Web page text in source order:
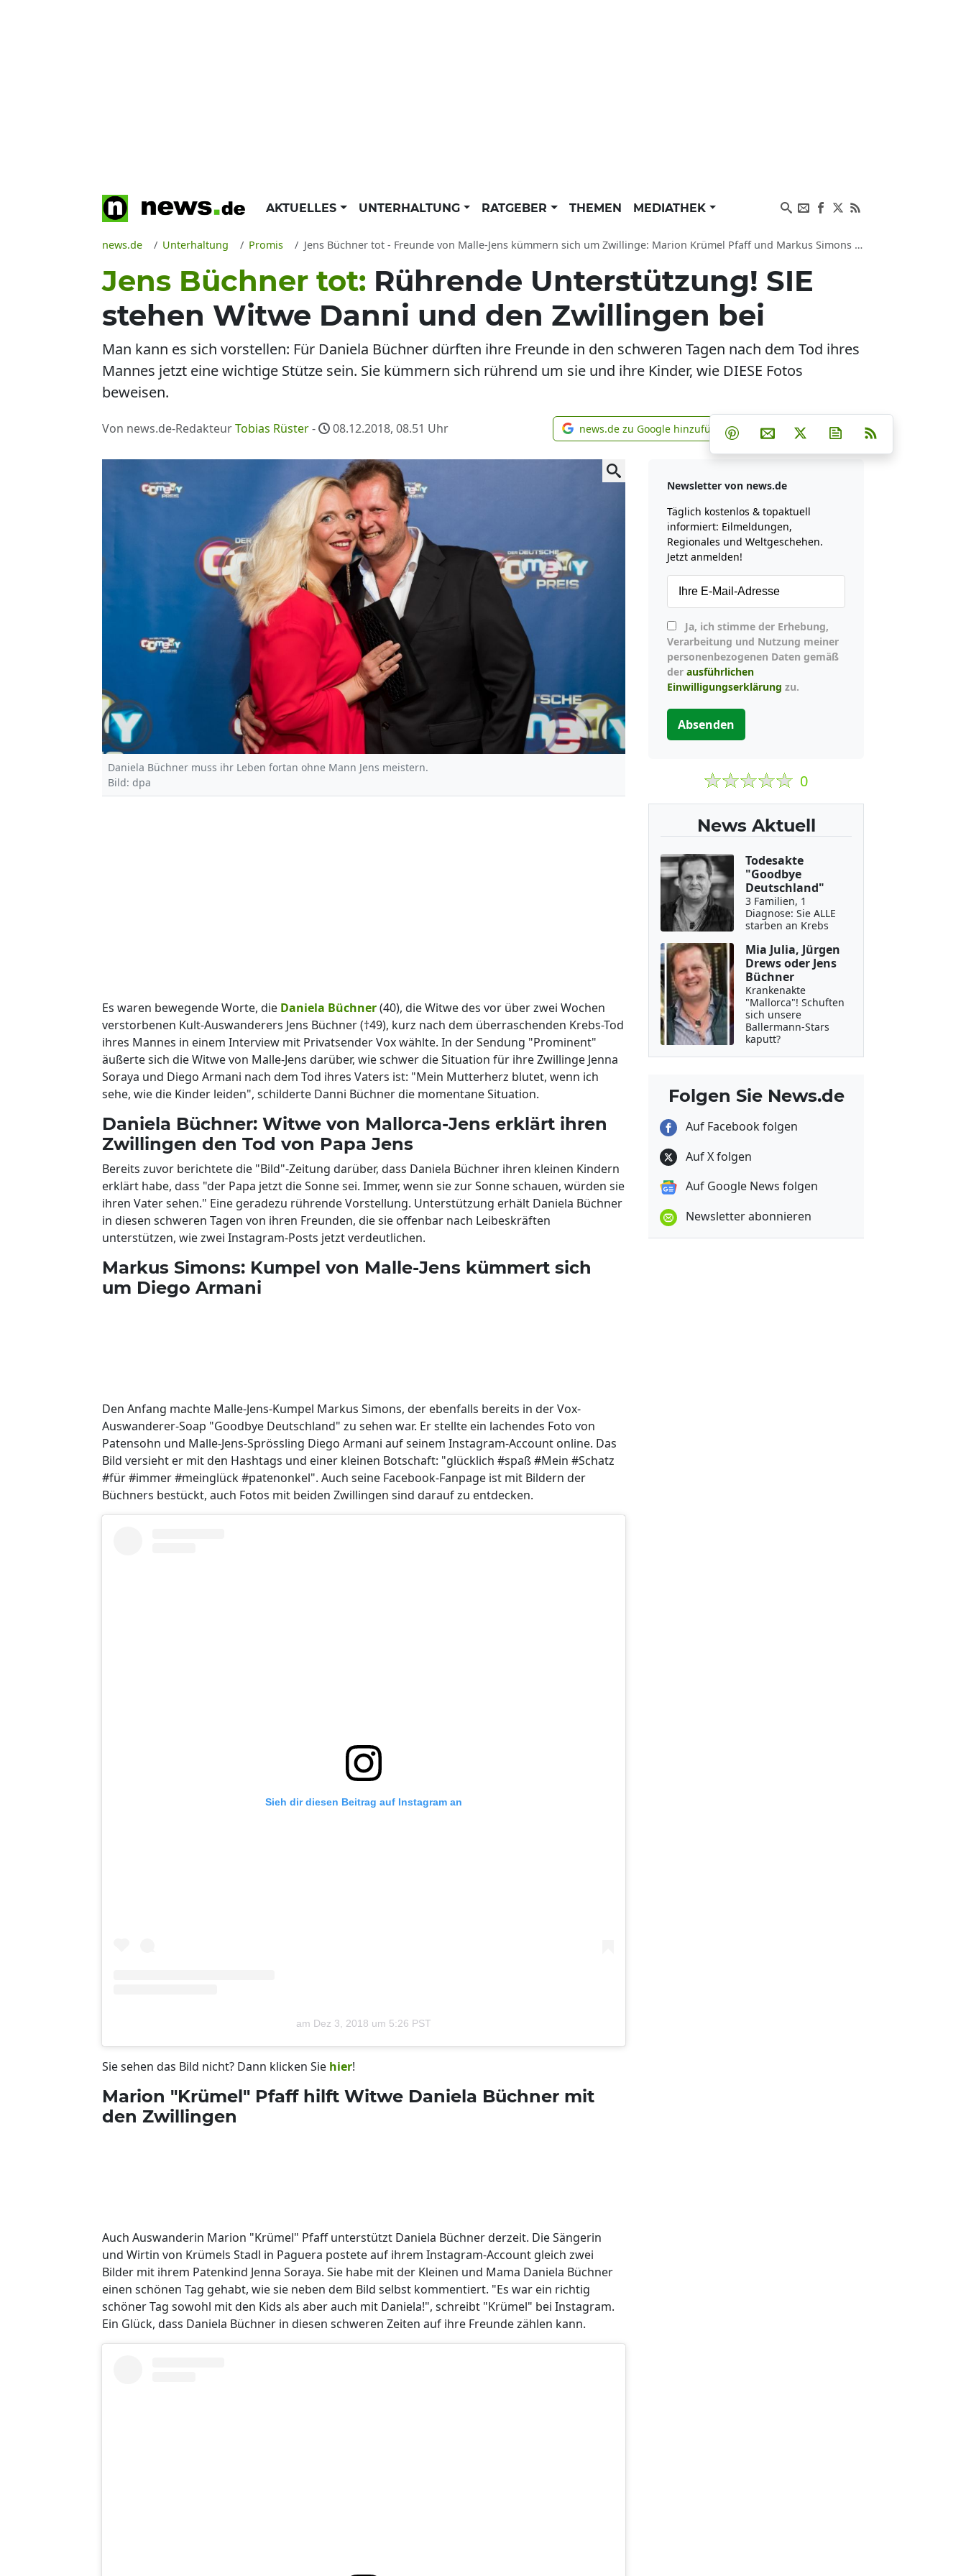
AKTUELLES UNTERHALTUNG RATGEBER THEMEN MEDIATHEK
news.de Unterhaltung Promis Jens Büchner tot - Freunde von Malle-Jens kümmern sich um Zwillinge: Marion Krümel Pfaff und Markus Simons helfen Daniela
Jens Büchner tot: Rührende Unterstützung! SIE
stehen Witwe Danni und den Zwillingen bei
Man kann es sich vorstellen: Für Daniela Büchner dürften ihre Freunde in den schweren Tagen nach dem Tod ihres
Mannes jetzt eine wichtige Stütze sein. Sie kümmern sich rührend um sie und ihre Kinder, wie DIESE Fotos
beweisen.
Von news.de-RedakteurTobias Rüster- 08.12.2018, 08.51 Uhr news.de zu Google hinzufügen
news.de zu Google hinzufügen Teilen auf Facebook
Teilen auf Whatsapp
Teilen auf Telegram
Teilen auf Pinterest
Per E-Mail teilen
Post auf XNewsletter
Daniela Büchner muss ihr Leben fortan ohne Mann Jens meistern.
Bild: dpa
Es waren bewegende Worte, die Daniela Büchner(40), die Witwe des vor über zwei Wochen
verstorbenen Kult-Auswanderers Jens Büchner (†49), kurz nach dem überraschenden Krebs-Tod
ihres Mannes in einem Interview mit Privatsender Vox wählte. In der Sendung "Prominent"
äußerte sich die Witwe von Malle-Jens darüber, wie schwer die Situation für ihre Zwillinge Jenna
Soraya und Diego Armani nach dem Tod ihres Vaters ist: "Mein Mutterherz blutet, wenn ich
sehe, wie die Kinder leiden", schilderte Danni Büchner die momentane Situation.
Daniela Büchner: Witwe von Mallorca-Jens erklärt ihren
Zwillingen den Tod von Papa Jens
Bereits zuvor berichtete die "Bild"-Zeitung darüber, dass Daniela Büchner ihren kleinen Kindern
erklärt habe, dass "der Papa jetzt die Sonne sei. Immer, wenn sie zur Sonne schauen, würden sie
ihren Vater sehen." Eine geradezu rührende Vorstellung. Unterstützung erhält Daniela Büchner
in diesen schweren Tagen von ihren Freunden, die sie offenbar nach Leibeskräften
unterstützen, wie zwei Instagram-Posts jetzt verdeutlichen.
Markus Simons: Kumpel von Malle-Jens kümmert sich
um Diego Armani
Den Anfang machte Malle-Jens-Kumpel Markus Simons, der ebenfalls bereits in der Vox-
Auswanderer-Soap "Goodbye Deutschland" zu sehen war. Er stellte ein lachendes Foto von
Patensohn und Malle-Jens-Sprössling Diego Armani auf seinem Instagram-Account online. Das
Bild versieht er mit den Hashtags und einer kleinen Botschaft: "glücklich #spaß #Mein #Schatz
#für #immer #meinglück #patenonkel". Auch seine Facebook-Fanpage ist mit Bildern der
Büchners bestückt, auch Fotos mit beiden Zwillingen sind darauf zu entdecken.
Sieh dir diesen Beitrag auf Instagram an
am Dez 3, 2018 um 5:26 PST
Sie sehen das Bild nicht? Dann klicken Sie hier!
Marion "Krümel" Pfaff hilft Witwe Daniela Büchner mit
den Zwillingen
Auch Auswanderin Marion "Krümel" Pfaff unterstützt Daniela Büchner derzeit. Die Sängerin
und Wirtin von Krümels Stadl in Paguera postete auf ihrem Instagram-Account gleich zwei
Bilder mit ihrem Patenkind Jenna Soraya. Sie habe mit der Kleinen und Mama Daniela Büchner
einen schönen Tag gehabt, wie sie neben dem Bild selbst kommentiert. "Es war ein richtig
schöner Tag sowohl mit den Kids als aber auch mit Daniela!", schreibt "Krümel" bei Instagram.
Ein Glück, dass Daniela Büchner in diesen schweren Zeiten auf ihre Freunde zählen kann.
Newsletter von news.de
Täglich kostenlos & topaktuell
informiert: Eilmeldungen,
Regionales und Weltgeschehen.
Jetzt anmelden!
Verarbeitung und Nutzung meiner
personenbezogenen Daten gemäß
der ausführlichen
Einwilligungserklärung zu.
Absenden
0
News Aktuell
Todesakte
"Goodbye
Deutschland"
3 Familien, 1
Diagnose: Sie ALLE
starben an Krebs
Mia Julia, Jürgen
Drews oder Jens
Büchner
Krankenakte
"Mallorca"! Schuften
sich unsere
Ballermann-Stars
kaputt?
Folgen Sie News.de
Auf Facebook folgen
Auf X folgen
Auf Google News folgen
Newsletter abonnieren